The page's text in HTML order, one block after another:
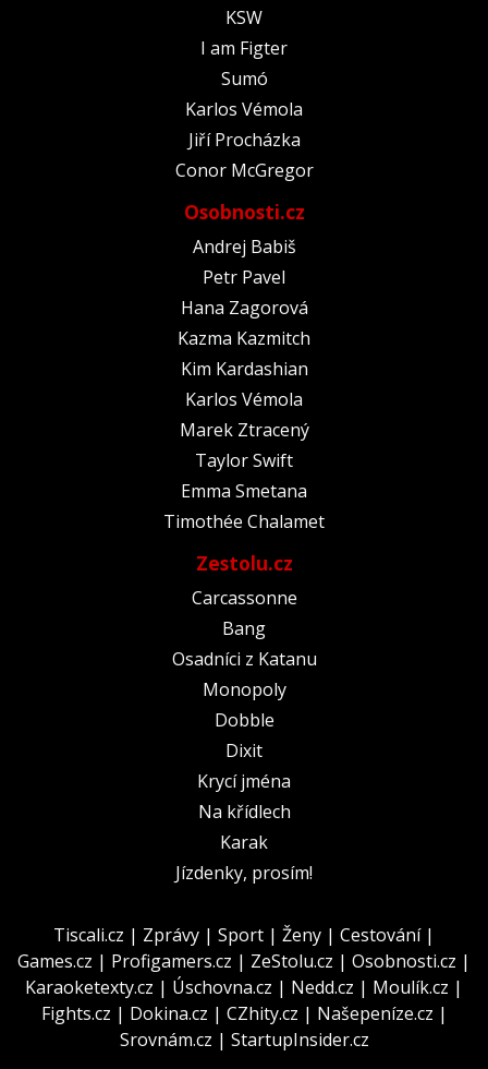
KSW
I am Figter
Sumó
Karlos Vémola
Jiří Procházka
Conor McGregor
Osobnosti.cz
Andrej Babiš
Petr Pavel
Hana Zagorová
Kazma Kazmitch
Kim Kardashian
Karlos Vémola
Marek Ztracený
Taylor Swift
Emma Smetana
Timothée Chalamet
Zestolu.cz
Carcassonne
Bang
Osadníci z Katanu
Monopoly
Dobble
Dixit
Krycí jména
Na křídlech
Karak
Jízdenky, prosím!
Tiscali.cz | Zprávy | Sport | Ženy | Cestování|
Games.cz | Profigamers.cz | ZeStolu.cz | Osobnosti.cz |
Karaoketexty.cz | Úschovna.cz | Nedd.cz | Moulík.cz |
Fights.cz | Dokina.cz | CZhity.cz | Našepeníze.cz |
Srovnám.cz | StartupInsider.cz